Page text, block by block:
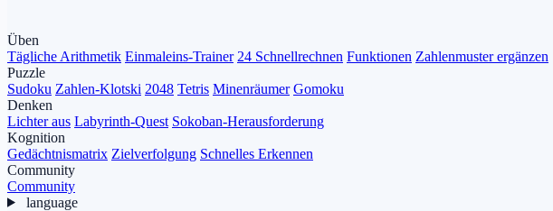
Üben
Tägliche Arithmetik Einmaleins-Trainer 24 Schnellrechnen Funktionen Zahlenmuster ergänzen
Puzzle
Sudoku Zahlen-Klotski 2048 Tetris Minenräumer Gomoku
Denken
Lichter aus Labyrinth-Quest Sokoban-Herausforderung
Kognition
Gedächtnismatrix Zielverfolgung Schnelles Erkennen
Community
Community
language